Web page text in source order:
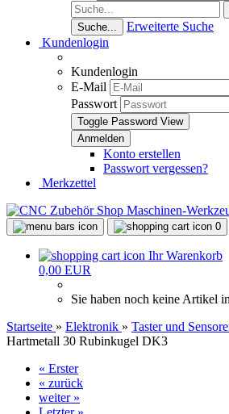
Suche...
Erweiterte Suche
Kundenlogin
Kundenlogin
E-Mail
Passwort
Toggle Password View
Konto erstellen
Passwort vergessen?
Merkzettel
0
Ihr Warenkorb
0,00 EUR
Sie haben noch keine Artikel
Startseite » Elektronik » Taster und
Hartmetall 30 Rubinkugel DK3
« Erster
« zurück
weiter »